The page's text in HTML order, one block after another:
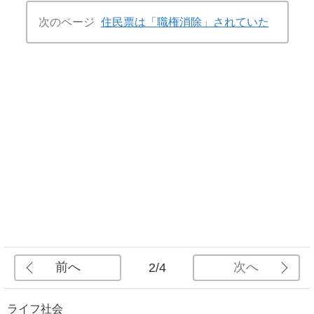
次のページ 住民票は「職権消除」されていた
前へ 2/4 次へ
ライフ社会